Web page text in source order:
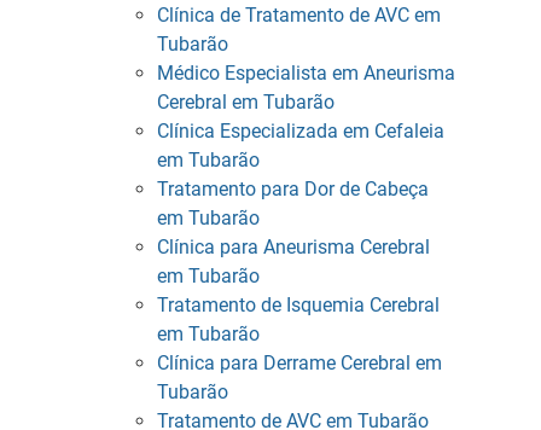
Clínica de Tratamento de AVC em
Tubarão
Médico Especialista em Aneurisma
Cerebral em Tubarão
Clínica Especializada em Cefaleia
em Tubarão
Tratamento para Dor de Cabeça
em Tubarão
Clínica para Aneurisma Cerebral
em Tubarão
Tratamento de Isquemia Cerebral
em Tubarão
Clínica para Derrame Cerebral em
Tubarão
Tratamento de AVC em Tubarão